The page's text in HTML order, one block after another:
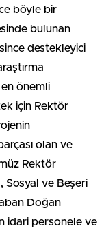
böyle bir
bulunan
destekleyici
önemli
için Rektör
olan ve
Rektör
Sosyal ve Beşeri
Doğan
idari personele ve